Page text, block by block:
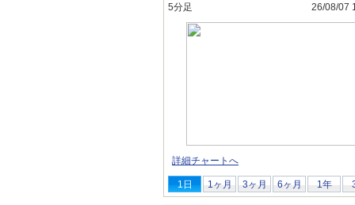
5分足 26/08/07
詳細チャートへ
1日 1ヶ月 3ヶ月 6ヶ月 1年